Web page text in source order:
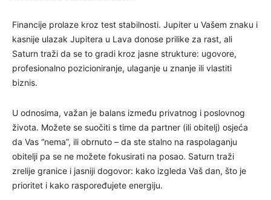
Financije prolaze kroz test stabilnosti. Jupiter u Vašem znaku i
kasnije ulazak Jupitera u Lava donose prilike za rast, ali
Saturn traži da se to gradi kroz jasne strukture: ugovore,
profesionalno pozicioniranje, ulaganje u znanje ili vlastiti
biznis.
U odnosima, važan je balans između privatnog i poslovnog
života. Možete se suočiti s time da partner (ili obitelj) osjeća
da Vas “nema”, ili obrnuto – da ste stalno na raspolaganju
obitelji pa se ne možete fokusirati na posao. Saturn traži
zrelije granice i jasniji dogovor: kako izgleda Vaš dan, što je
prioritet i kako raspoređujete energiju.